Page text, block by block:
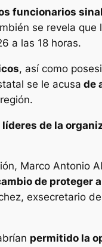
funcionarios
se revela
a las 18 horas.
, así como
se le acusa de
de la
Marco Antonio
de proteger
exsecretario
permitido la